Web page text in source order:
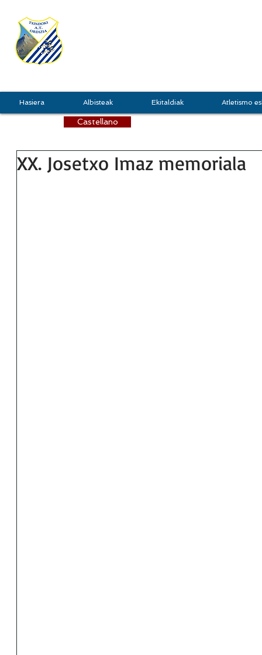
Castellano
XX. Josetxo Imaz memoriala
Hasiera Albisteak Ekitaldiak Atletismo